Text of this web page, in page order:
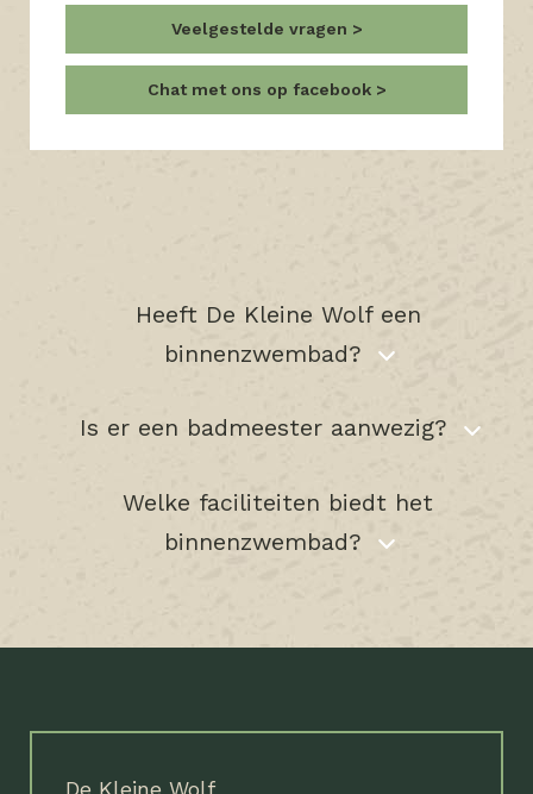
Veelgestelde vragen
Chat met ons op facebook
Heeft De Kleine Wolf een
binnenzwembad?
Is er een badmeester aanwezig?
Welke faciliteiten biedt het
binnenzwembad?
De Kleine Wolf